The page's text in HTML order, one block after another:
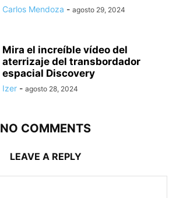
Carlos Mendoza - agosto 29, 2024
Mira el increíble vídeo del
aterrizaje del transbordador
espacial Discovery
Izer - agosto 28, 2024
NO COMMENTS
LEAVE A REPLY